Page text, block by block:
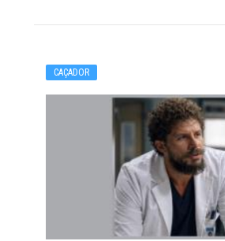
CAÇADOR